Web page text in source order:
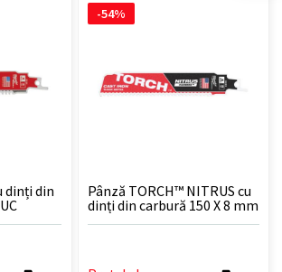
dinți din
Pânză TORCH™ NITRUS cu
dinți din carbură 150 X 8 mm
- 1 BUC
-54%